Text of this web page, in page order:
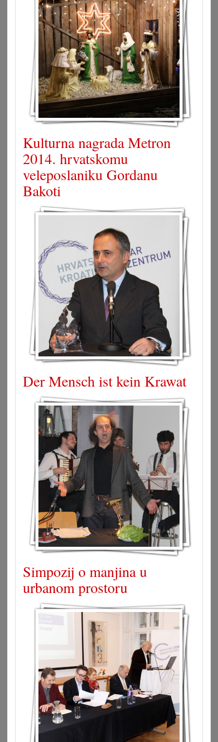
Kulturna nagrada Metron
2014. hrvatskomu
veleposlaniku Gordanu
Bakoti
Der Mensch ist kein Krawat
Simpozij o manjina u
urbanom prostoru